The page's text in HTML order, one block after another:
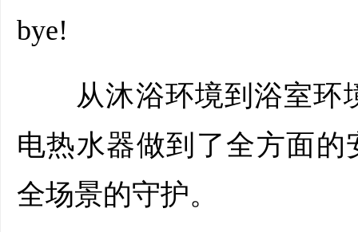
bye!
从沐浴环境到浴室环
电热水器做到了全方面
全场景的守护。